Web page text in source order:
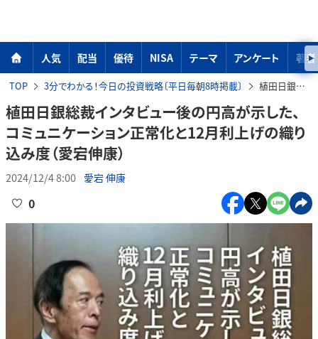
人気 配当 優待 NISA テーマ アンケート 著者
TOP 3分でわかる！今日の投資戦略〔平日毎朝8時掲載〕 植田日銀総裁インタビュー後の円高が示した、コミュニケーション正常化と12月利上げの織り込み度（愛宕伸康）
植田日銀総裁インタビュー後の円高が示した、
コミュニケーション正常化と12月利上げの織り
込み度（愛宕伸康）
2024/12/4 8:00 愛宕 伸康
0